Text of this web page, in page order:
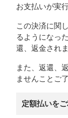
お支払いが実
この決済に関
るようになっ
還、返金されま
また、返還、
ませんことご
定額払いを